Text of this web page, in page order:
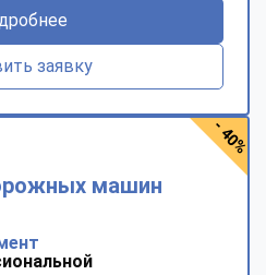
заявку
машин
- 40%